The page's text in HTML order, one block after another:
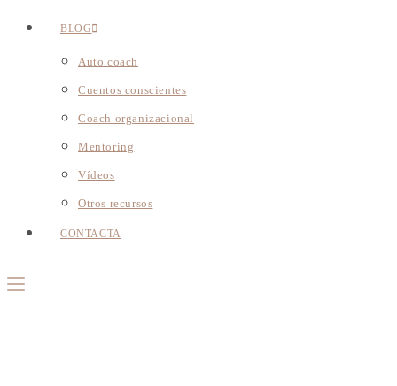
BLOG
Auto coach
Cuentos conscientes
Coach organizacional
Mentoring
Vídeos
Otros recursos
CONTACTA